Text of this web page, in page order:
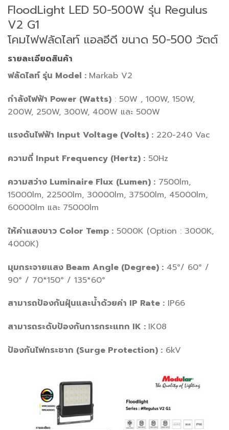
FloodLight LED 50-500W รุ่น Regulus
V2 G1
โคมไฟฟลัดไลท์ แอลอีดี ขนาด 50-500 วัตต์
รายละเอียดสินค้า
ฟลัดไลท์ รุ่น Model : Markab V2
กำลังไฟฟ้า Power (Watts) : 50W , 100W, 150W,
200W, 250W, 300W, 400W และ 500W
แรงดันไฟฟ้า Input Voltage (Volts) : 220-240 Vac
ความถี่ Input Frequency (Hertz) : 50Hz
ความสว่าง Luminaire Flux (Lumen) : 7500lm,
15000lm, 22500lm, 30000lm, 37500lm, 45000lm,
60000lm และ 75000lm
ให้ค่าแสงขาว Color Temp : 5000K (Option : 3000K,
4000K)
มุมกระจายแสง Beam Angle (Degree) : 45°/ 60° /
90° / 70*150° / 135*60°
สามารถป้องกันฝุ่นและน้ำด้วยค่า IP Rate : IP66
สามารถระดับป้องกันการกระแทก IK : IK08
ป้องกันไฟกระชาก (Surge Protection) : 6kV